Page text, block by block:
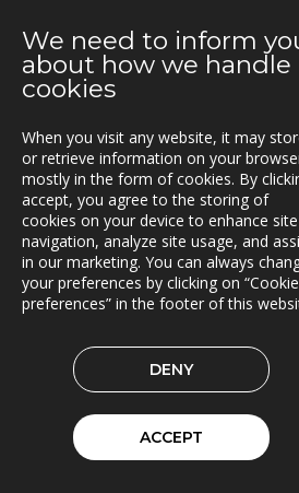
Webinar med RoadCloud
2021-02-24
2021-01-29
En attraktiv arbetsgivare!
2021-01-11
Triona expanderar i Göteborg
2021-01-07
2020-12-18
Entreprenör väljer TRACS Flow
2020-12-17
God Jul och Gott Nytt År
We need to inform
about how we handle
cookies
When you visit any website, it may
or retrieve information on your
mostly in the form of cookies. By
accept, you agree to the storing of
cookies on your device to enhance site
navigation, analyze site usage, and
in our marketing. You can always
your preferences by clicking on “Cookie
preferences” in the footer of this
DENY
ACCEPT